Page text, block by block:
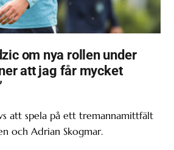
om nya rollen under
att jag får mycket
att spela på ett tremannamittfält
och Adrian Skogmar.